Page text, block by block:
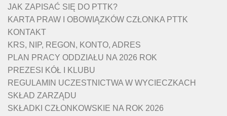
JAK ZAPISAĆ SIĘ DO PTTK?
KARTA PRAW I OBOWIĄZKÓW CZŁONKA PTTK
KONTAKT
KRS, NIP, REGON, KONTO, ADRES
PLAN PRACY ODDZIAŁU NA 2026 ROK
PREZESI KÓŁ I KLUBU
REGULAMIN UCZESTNICTWA W WYCIECZKACH
SKŁAD ZARZĄDU
SKŁADKI CZŁONKOWSKIE NA ROK 2026